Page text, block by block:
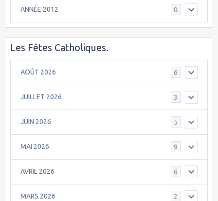
ANNÉE 2012 0
Les Fêtes Catholiques.
AOÛT 2026 6
JUILLET 2026 3
JUIN 2026 5
MAI 2026 9
AVRIL 2026 6
MARS 2026 2